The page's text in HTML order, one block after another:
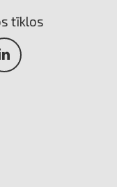
tīklos